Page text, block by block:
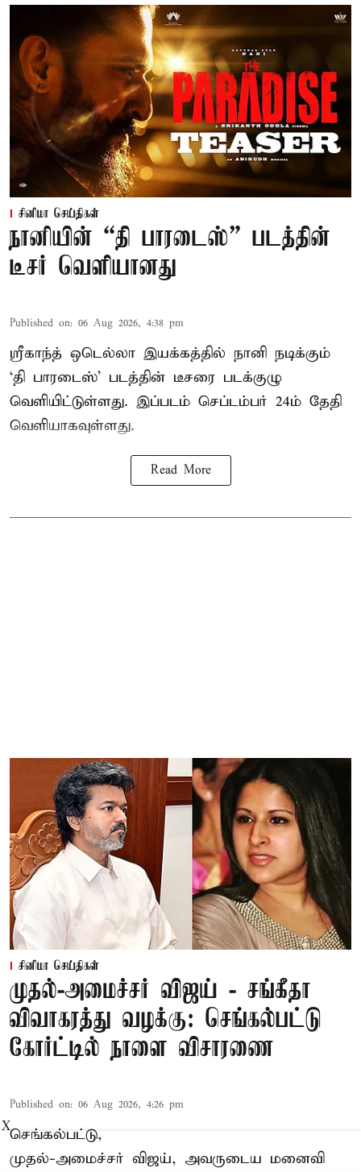
சினிமா செய்திகள்
நானியின் “தி பாரடைஸ்” படத்தின்
டீசர் வெளியானது
Published on: 06 Aug 2026, 4:38 pm
ஸ்ரீகாந்த் ஒடெல்லா இயக்கத்தில் நானி நடிக்கும்
‘தி பாரடைஸ்’ படத்தின் டீசரை படக்குழு
வெளியிட்டுள்ளது. இப்படம் செப்டம்பர் 24ம் தேதி
வெளியாகவுள்ளது.
Read More
சினிமா செய்திகள்
முதல்-அமைச்சர் விஜய் - சங்கீதா
விவாகரத்து வழக்கு: செங்கல்பட்டு
கோர்ட்டில் நாளை விசாரணை
Published on: 06 Aug 2026, 4:26 pm
செங்கல்பட்டு,
முதல்-அமைச்சர் விஜய், அவருடைய மனைவி
X